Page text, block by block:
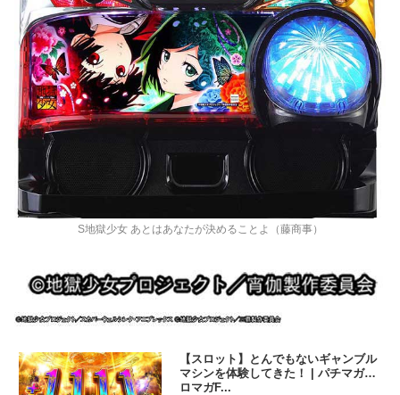
S地獄少女 あとはあなたが決めることよ（藤商事）
【スロット】とんでもないギャンブル
マシンを体験してきた！ | パチマガス
ロマガF...